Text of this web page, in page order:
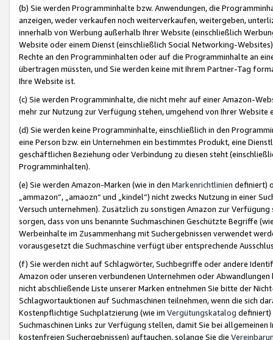
(b) Sie werden Programminhalte bzw. Anwendungen, die
anzeigen, weder verkaufen noch weiterverkaufen, weitergeben,
innerhalb von Werbung außerhalb Ihrer Website (einschließlich
Website oder einem Dienst (einschließlich Social Networking-
Rechte an den Programminhalten oder auf die Programminhalte an
übertragen müssten, und Sie werden keine mit Ihrem Partner-Tag
Ihre Website ist.
(c) Sie werden Programminhalte, die nicht mehr auf einer Amazon-
mehr zur Nutzung zur Verfügung stehen, umgehend von Ihrer
(d) Sie werden keine Programminhalte, einschließlich in den
eine Person bzw. ein Unternehmen ein bestimmtes Produkt, eine
geschäftlichen Beziehung oder Verbindung zu diesen steht
Programminhalten).
(e) Sie werden Amazon-Marken (wie in den Markenrichtlinien definiert)
„ammazon“, „amaozn“ und „kindel“) nicht zwecks Nutzung in einer
Versuch unternehmen). Zusätzlich zu sonstigen Amazon zur
sorgen, dass von uns benannte Suchmaschinen Geschützte Begriffe
Werbeinhalte im Zusammenhang mit Suchergebnissen verwendet
vorausgesetzt die Suchmaschine verfügt über entsprechende
(f) Sie werden nicht auf Schlagwörter, Suchbegriffe oder andere
Amazon oder unseren verbundenen Unternehmen oder
nicht abschließende Liste unserer Marken entnehmen Sie bitte der
Schlagwortauktionen auf Suchmaschinen teilnehmen, wenn die sich
Kostenpflichtige Suchplatzierung (wie im Vergütungskatalog definiert)
Suchmaschinen Links zur Verfügung stellen, damit Sie bei
kostenfreien Suchergebnissen) auftauchen, solange Sie die